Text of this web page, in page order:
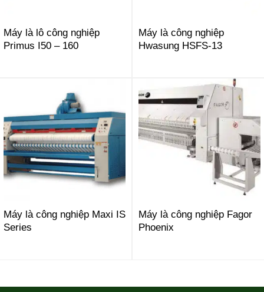
Máy là lô công nghiệp
Primus I50 – 160
Máy là công nghiệp
Hwasung HSFS-13
Máy là công nghiệp Maxi IS
Series
Máy là công nghiệp Fagor
Phoenix